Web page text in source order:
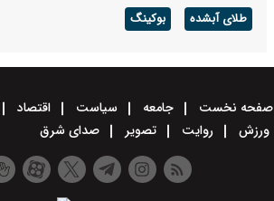
طلای آبشده بوکینگ
صفحه نخست جامعه سیاست اقتصاد
ورزش
روایت تصویر صدای شرق